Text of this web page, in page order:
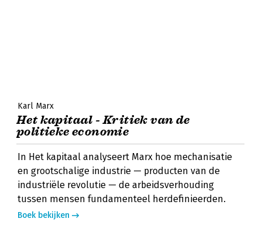
Karl Marx
Het kapitaal - Kritiek van de
politieke economie
In Het kapitaal analyseert Marx hoe mechanisatie
en grootschalige industrie — producten van de
industriële revolutie — de arbeidsverhouding
tussen mensen fundamenteel herdefinieerden.
Boek bekijken